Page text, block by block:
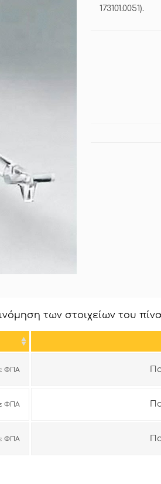
173101.0051).
των στοιχείων του
ΦΠΑ
ΦΠΑ
ΦΠΑ